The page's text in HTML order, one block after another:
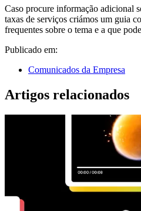
Caso procure informação adicional
taxas de serviços criámos um guia
frequentes sobre o tema e a que
Publicado em:
Comunicados da Empresa
Artigos relacionados